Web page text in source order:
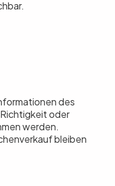
des
oder
werden.
bleiben